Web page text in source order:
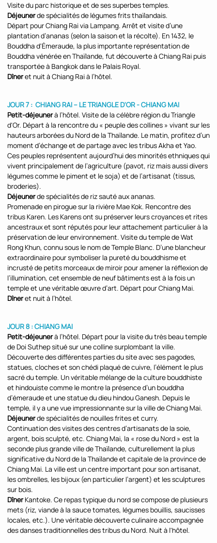
Visite du parc historique et de ses superbes temples.
Déjeunerde spécialités de légumes frits thaïlandais.
Départ pour Chiang Rai via Lampang. Arrêt et visite d’une
plantation d’ananas (selon la saison et la récolte). En 1432, le
Bouddha d'Émeraude, la plus importante représentation de
Bouddha vénérée en Thaïlande, fut découverte à Chiang Rai puis
transportée à Bangkok dans le Palais Royal.
Dîneret nuit à Chiang Rai à l’hôtel.
JOUR 7 : CHIANG RAI – LE TRIANGLE D'OR - CHIANG MAI
Petit-déjeunerà l’hôtel. Visite de la célèbre région du Triangle
d'Or. Départ à la rencontre du « peuple des collines » vivant sur les
hauteurs arborées du Nord de la Thaïlande. Le matin, profitez d’un
moment d’échange et de partage avec les tribus Akha et Yao.
Ces peuples représentent aujourd’hui des minorités ethniques qui
vivent principalement de l’agriculture (pavot, riz mais aussi divers
légumes comme le piment et le soja) et de l’artisanat (tissus,
broderies).
Déjeunerde spécialités de riz sauté aux ananas.
Promenade en pirogue sur la rivière Mae Kok. Rencontre des
tribus Karen. Les Karens ont su préserver leurs croyances et rites
ancestraux et sont réputés pour leur attachement particulier à la
préservation de leur environnement. Visite du temple de Wat
Rong Khun, connu sous le nom de Temple Blanc. D’une blancheur
extraordinaire pour symboliser la pureté du bouddhisme et
incrusté de petits morceaux de miroir pour amener la réflexion de
l’illumination, cet ensemble de neuf bâtiments est à la fois un
temple et une véritable œuvre d’art. Départ pour Chiang Mai.
Dîneret nuit à l’hôtel.
JOUR 8 : CHIANG MAI
Petit-déjeunerà l’hôtel. Départ pour la visite du très beau temple
de Doi Suthep situé sur une colline surplombant la ville.
Découverte des différentes parties du site avec ses pagodes,
statues, cloches et son chédi plaqué de cuivre, l’élément le plus
sacré du temple. Un véritable mélange de la culture bouddhiste
et hindouiste comme le montre la présence d’un bouddha
d’émeraude et une statue du dieu hindou Ganesh. Depuis le
temple, il y a une vue impressionnante sur la ville de Chiang Mai.
Déjeunerde spécialités de nouilles frites et curry.
Continuation des visites des centres d’artisanats de la soie,
argent, bois sculpté, etc. Chiang Mai, la « rose du Nord » est la
seconde plus grande ville de Thaïlande, culturellement la plus
significative du Nord de la Thaïlande et capitale de la province de
Chiang Mai. La ville est un centre important pour son artisanat,
les ombrelles, les bijoux (en particulier l’argent) et les sculptures
sur bois.
DînerKantoke. Ce repas typique du nord se compose de plusieurs
mets (riz, viande à la sauce tomates, légumes bouillis, saucisses
locales, etc.). Une véritable découverte culinaire accompagnée
des danses traditionnelles des tribus du Nord. Nuit à l'hôtel.